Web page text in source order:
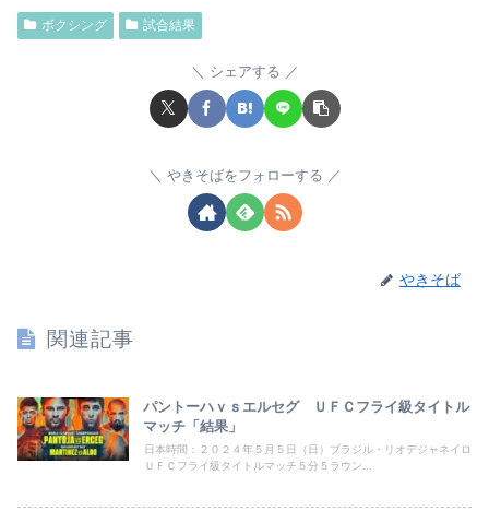
ボクシング 試合結果
シェアする
やきそばをフォローする
やきそば
関連記事
パントーハｖｓエルセグ ＵＦＣフライ級タイトル
マッチ「結果」
日本時間：２０２４年５月５日（日）ブラジル・リオデジャネイロ
ＵＦＣフライ級タイトルマッチ５分５ラウン...